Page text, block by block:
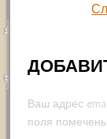
Ваш адрес
поля помечены